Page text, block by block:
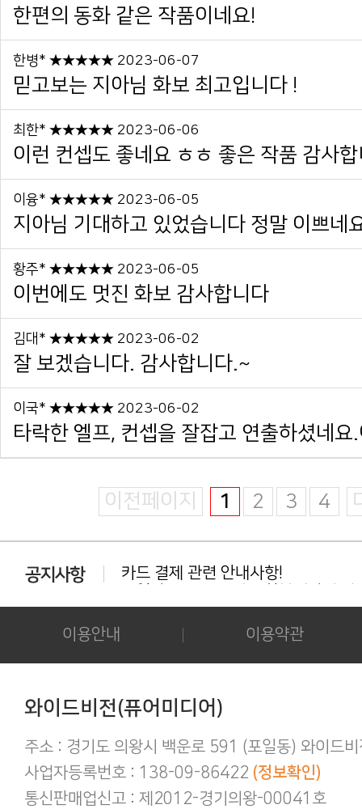
한편의 동화 같은 작품이네요!
한병* ★★★★★ 2023-06-07
믿고보는 지아님 화보 최고입니다 !
최한* ★★★★★ 2023-06-06
이런 컨셉도 좋네요 ㅎㅎ 좋은 작품 감사
이융* ★★★★★ 2023-06-05
지아님 기대하고 있었습니다 정말 이쁘네
황주* ★★★★★ 2023-06-05
이번에도 멋진 화보 감사합니다
김대* ★★★★★ 2023-06-02
잘 보겠습니다. 감사합니다.~
이국* ★★★★★ 2023-06-02
타락한 엘프, 컨셉을 잘잡고 연출하셨네요.
이전페이지 1 2 3 4
동일상품 중복 구매는 환불대상이 아
카드결제 결제 중 '세션만료' 문구 노
후기 작성시 화보의 사진을 공개하시
아이폰/아이패드 등 애플기기 화보집
결제후 다운로드 가능기간은 3일간
간편하게 결제하기!
구매 후 후기작성 방법!
이용안내 이용약관
와이드비전(퓨어미디어)
주소 : 경기도 의왕시 백운로 591 (포일동) 와이드비
사업자등록번호 : 138-09-86422 (정보확인)
통신판매업신고 : 제2012-경기의왕-00041호